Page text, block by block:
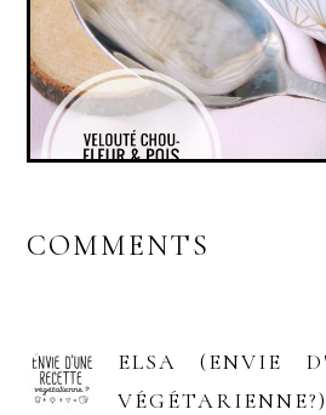
COMMENTS
ELSA (ENVIE
VÉGÉTARIENNE?)